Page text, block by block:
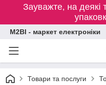
Зауважте, на деякі
M2BI - маркет електроніки
Товари та послуги